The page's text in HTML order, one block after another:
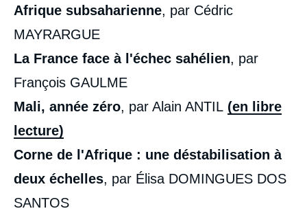
Afrique subsaharienne, par Cédric
MAYRARGUE
La France face à l'échec sahélien, par
François GAULME
Mali, année zéro, par Alain ANTIL (en libre
lecture)
Corne de l'Afrique : une déstabilisation à
deux échelles, par Élisa DOMINGUES DOS
SANTOS